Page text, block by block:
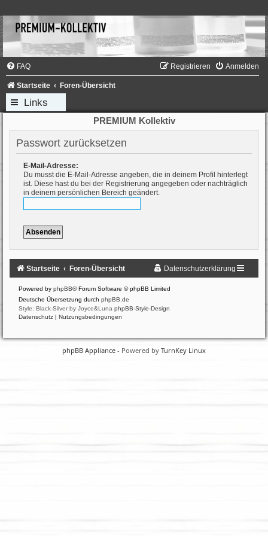
FAQ Anmelden
Registrieren
Startseite Foren-Übersicht
Links
PREMIUM Kollektiv
Passwort zurücksetzen
E-Mail-Adresse:
Du musst die E-Mail-Adresse angeben, die in deinem Profil hinterlegt
ist. Diese hast du bei der Registrierung angegeben oder nachträglich
in deinem persönlichen Bereich geändert.
Startseite Foren-Übersicht Datenschutzerklärung
Powered by phpBB® Forum Software © phpBB Limited
Deutsche Übersetzung durch phpBB.de
Style: Black-Silver by Joyce&Luna phpBB-Style-Design
Datenschutz | Nutzungsbedingungen
phpBB Appliance - Powered by TurnKey Linux